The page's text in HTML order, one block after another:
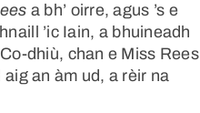
a bh’ oirre, agus ’s e
’ic Iain, a bhuineadh
dhiù, chan e Miss Rees
an àm ud, a rèir na